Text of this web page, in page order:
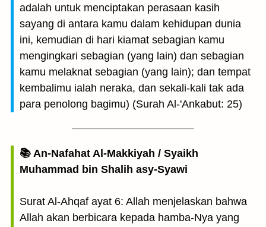
adalah untuk menciptakan perasaan kasih
sayang di antara kamu dalam kehidupan dunia
ini, kemudian di hari kiamat sebagian kamu
mengingkari sebagian (yang lain) dan sebagian
kamu melaknat sebagian (yang lain); dan tempat
kembalimu ialah neraka, dan sekali-kali tak ada
para penolong bagimu) (Surah Al-'Ankabut: 25)
📚 An-Nafahat Al-Makkiyah / Syaikh
Muhammad bin Shalih asy-Syawi
Surat Al-Ahqaf ayat 6: Allah menjelaskan bahwa
Allah akan berbicara kepada hamba-Nya yang